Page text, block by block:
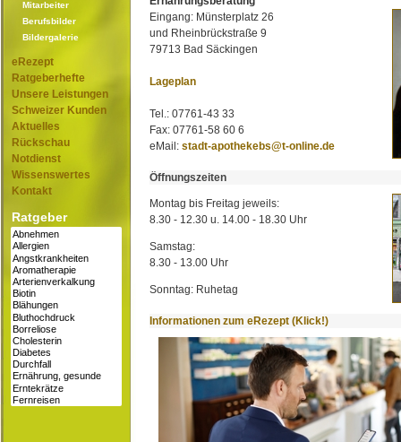
Mitarbeiter
Berufsbilder
Bildergalerie
eRezept
Ratgeberhefte
Unsere Leistungen
Schweizer Kunden
Aktuelles
Rückschau
Notdienst
Wissenswertes
Kontakt
Ratgeber
Eingang: Münsterplatz 26
und Rheinbrückstraße 9
79713 Bad Säckingen
Lageplan
Tel.: 07761-43 33
Fax: 07761-58 60 6
eMail: stadt-apothekebs@t-online.de
Öffnungszeiten
Montag bis Freitag jeweils:
8.30 - 12.30 u. 14.00 - 18.30 Uhr
Samstag:
8.30 - 13.00 Uhr
Sonntag: Ruhetag
Informationen zum eRezept (Klick!)